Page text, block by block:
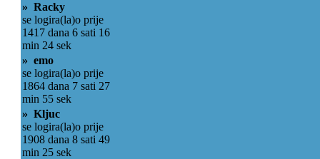
» Racky
se logira(la)o prije
1417 dana 6 sati 16
min 24 sek
» emo
se logira(la)o prije
1864 dana 7 sati 27
min 55 sek
» Kljuc
se logira(la)o prije
1908 dana 8 sati 49
min 25 sek